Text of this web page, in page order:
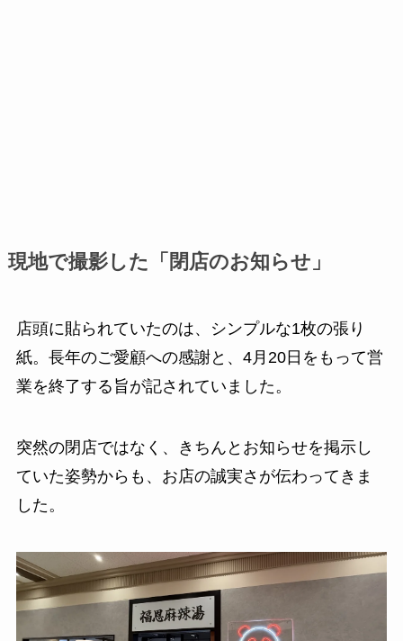
現地で撮影した「閉店のお知らせ」
店頭に貼られていたのは、シンプルな1枚の張り
紙。長年のご愛顧への感謝と、4月20日をもって営
業を終了する旨が記されていました。
突然の閉店ではなく、きちんとお知らせを掲示し
ていた姿勢からも、お店の誠実さが伝わってきま
した。